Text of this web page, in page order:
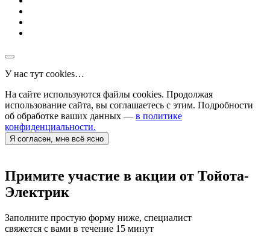
У нас тут cookies…
На сайте используются файлы cookies. Продолжая
использование сайта, вы соглашаетесь с этим. Подробности
об обработке ваших данных — в политике
конфиденциальности.
Я согласен, мне всё ясно
Примите участие в акции от Тойота-
Электрик
Заполните простую форму ниже, специалист
свяжется с вами в течение 15 минут